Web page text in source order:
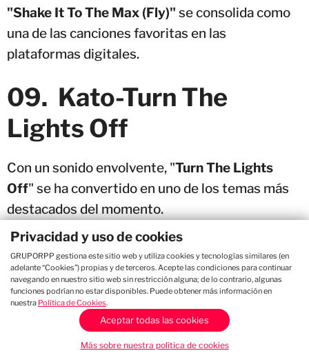
"Shake It To The Max (Fly)" se consolida como
una de las canciones favoritas en las
plataformas digitales.
09. Kato-Turn The
Lights Off
Con un sonido envolvente, "Turn The Lights
Off" se ha convertido en uno de los temas más
destacados del momento.
08.Jamaican (Bam Bam)
– Hugel & Solto
"Jamaican (Bam Bam)"no deja de crecer y se
posiciona como una de las canciones favoritas
Privacidad y uso de cookies
GRUPORPP gestiona este sitio web y utiliza cookies y tecnologías similares (en
adelante “Cookies”) propias y de terceros. Acepte las condiciones para continuar
navegando en nuestro sitio web sin restricción alguna; de lo contrario, algunas
funciones podrían no estar disponibles. Puede obtener más información en
nuestra Política de Cookies.
Aceptar todas las cookies
Más sobre nuestra política de cookies